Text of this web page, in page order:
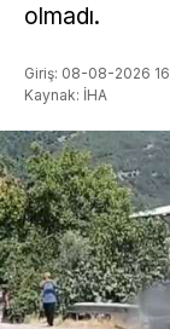
olmadı.
Giriş: 08-08-2026
Kaynak: İHA